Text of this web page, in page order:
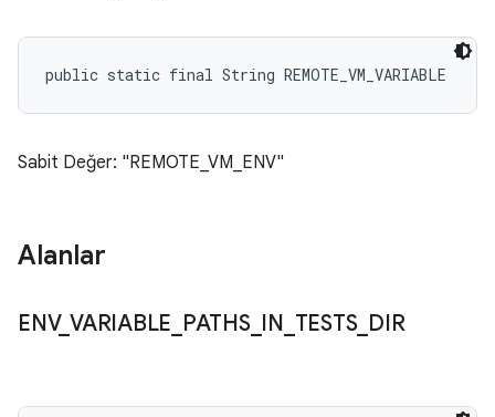
public static final String REMOTE_VM_VARIABLE
Sabit Değer: "REMOTE_VM_ENV"
Alanlar
ENV_ VARIABLE PATHS_ IN TESTS_ DIR